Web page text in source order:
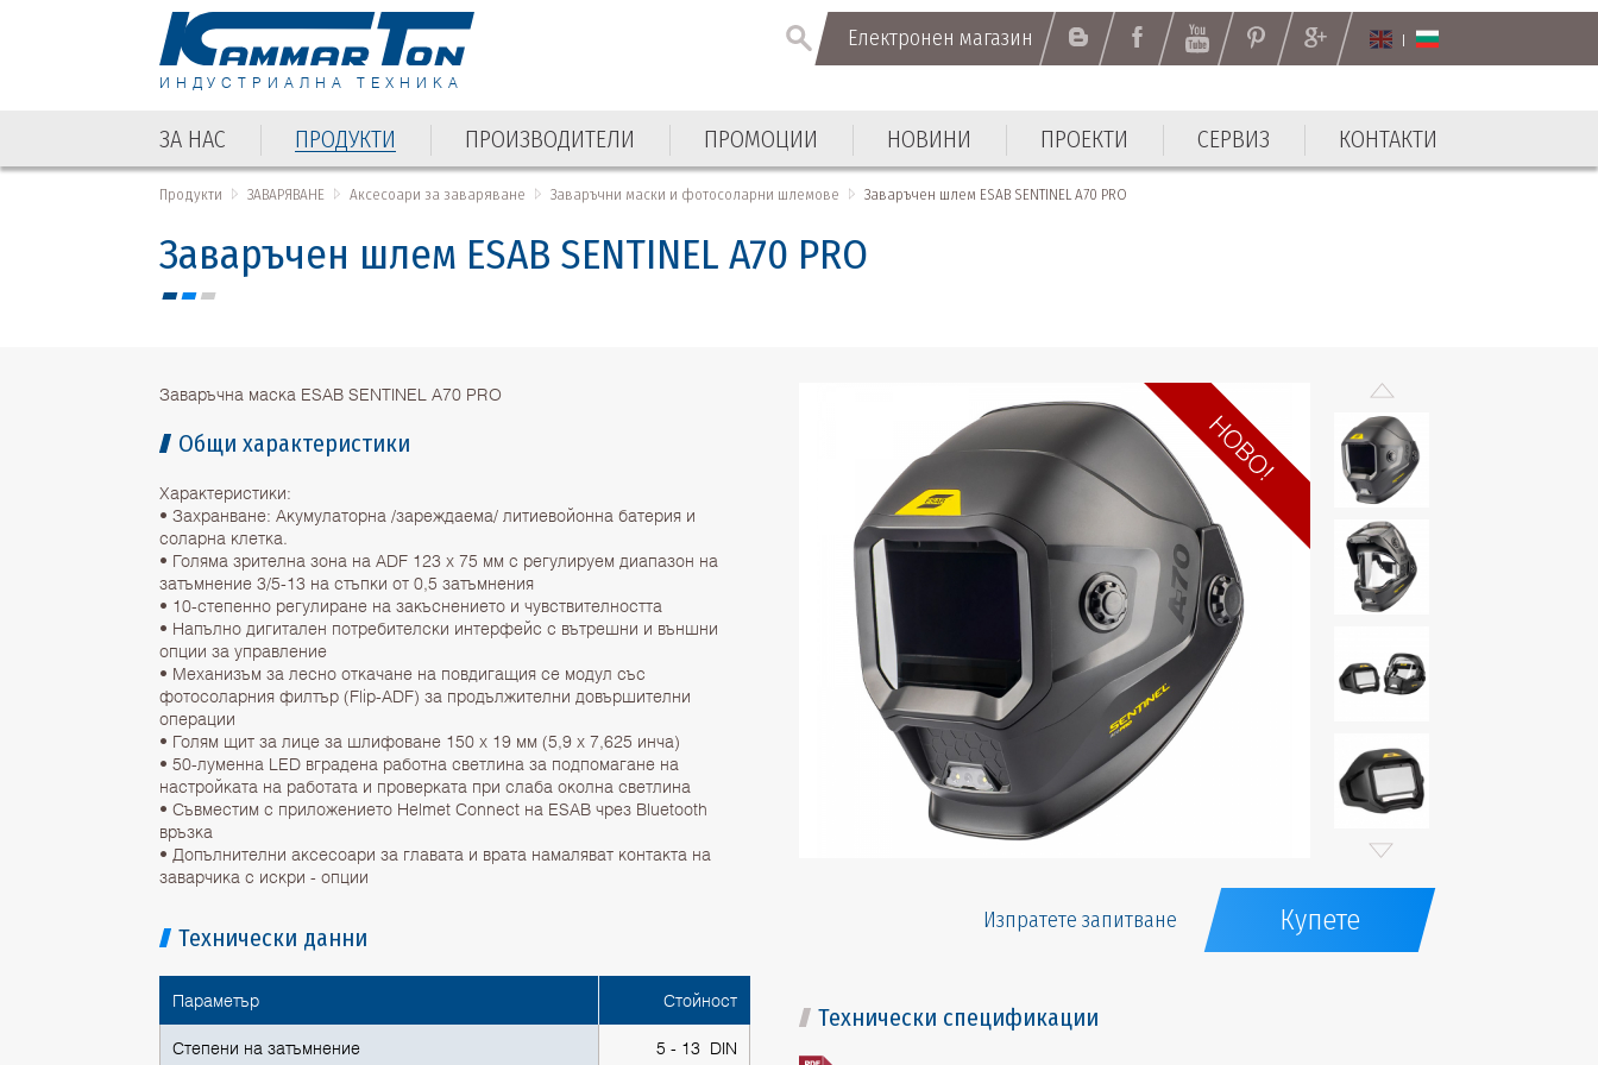
ИНДУСТРИАЛНА ТЕХНИКА
Електронен магазин
ЗА НАС ПРОДУКТИ ПРОИЗВОДИТЕЛИ ПРОМОЦИИ НОВИНИ ПРОЕКТИ СЕРВИЗ КОНТАКТИ
Продукти ЗАВАРЯВАНЕ Аксесоари за заваряване Заваръчни маски и фотосоларни шлемове Заваръчен шлем ESAB SENTINEL A70 PRO
Заваръчен шлем ESAB SENTINEL A70 PRO
Заваръчна маска ESAB SENTINEL A70 PRO
Общи характеристики
Характеристики:
• Захранване: Акумулаторна /зареждаема/ литиевойонна батерия и
соларна клетка.
• Голяма зрителна зона на ADF 123 x 75 мм с регулируем диапазон на
затъмнение 3/5-13 на стъпки от 0,5 затъмнения
• 10-степенно регулиране на закъснението и чувствителността
• Напълно дигитален потребителски интерфейс с вътрешни и външни
опции за управление
• Механизъм за лесно откачане на повдигащия се модул със
фотосоларния филтър (Flip-ADF) за продължителни довършителни
операции
• Голям щит за лице за шлифоване 150 x 19 мм (5,9 x 7,625 инча)
• 50-луменна LED вградена работна светлина за подпомагане на
настройката на работата и проверката при слаба околна светлина
• Съвместим с приложението Helmet Connect на ESAB чрез Bluetooth
връзка
• Допълнителни аксесоари за главата и врата намаляват контакта на
заварчика с искри - опции
Технически данни
Параметър Стойност
Степени на затъмнение 5 - 13 DIN
Изпратете запитване Купете
Технически спецификации